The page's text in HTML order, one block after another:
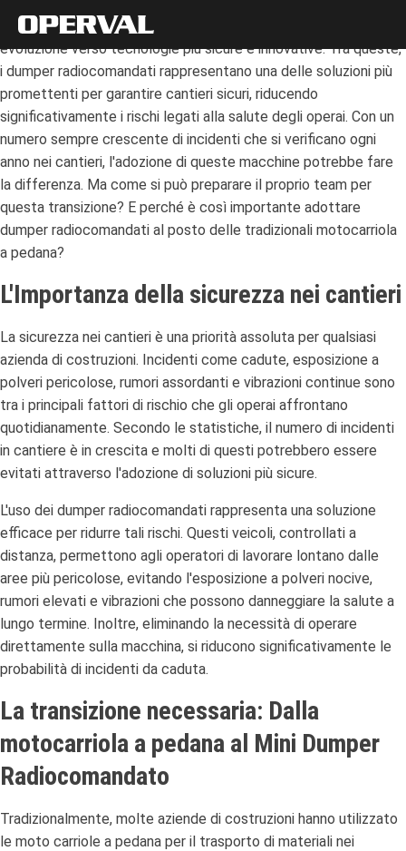
Negli ultimi anni, l'industria dei lavori edili ha visto una rapida
evoluzione verso tecnologie più sicure e innovative. Tra queste,
i dumper radiocomandati rappresentano una delle soluzioni più
promettenti per garantire cantieri sicuri, riducendo
significativamente i rischi legati alla salute degli operai. Con un
numero sempre crescente di incidenti che si verificano ogni
anno nei cantieri, l'adozione di queste macchine potrebbe fare
la differenza. Ma come si può preparare il proprio team per
questa transizione? E perché è così importante adottare
dumper radiocomandati al posto delle tradizionali motocarriola
a pedana?
L'Importanza della sicurezza nei cantieri
La sicurezza nei cantieri è una priorità assoluta per qualsiasi
azienda di costruzioni. Incidenti come cadute, esposizione a
polveri pericolose, rumori assordanti e vibrazioni continue sono
tra i principali fattori di rischio che gli operai affrontano
quotidianamente. Secondo le statistiche, il numero di incidenti
in cantiere è in crescita e molti di questi potrebbero essere
evitati attraverso l'adozione di soluzioni più sicure.
L'uso dei dumper radiocomandati rappresenta una soluzione
efficace per ridurre tali rischi. Questi veicoli, controllati a
distanza, permettono agli operatori di lavorare lontano dalle
aree più pericolose, evitando l'esposizione a polveri nocive,
rumori elevati e vibrazioni che possono danneggiare la salute a
lungo termine. Inoltre, eliminando la necessità di operare
direttamente sulla macchina, si riducono significativamente le
probabilità di incidenti da caduta.
La transizione necessaria: Dalla
motocarriola a pedana al Mini Dumper
Radiocomandato
Tradizionalmente, molte aziende di costruzioni hanno utilizzato
le moto carriole a pedana per il trasporto di materiali nei